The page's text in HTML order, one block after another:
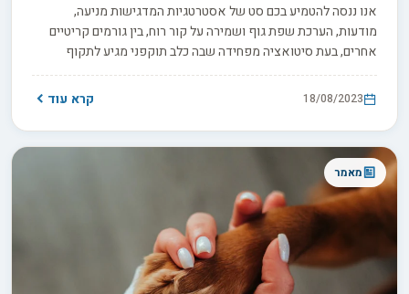
אנו ננסה להטמיע בכם סט של אסטרטגיות המדגישות מניעה,
מודעות, הערכת שפת גוף ושמירה על קור רוח, בין גורמים קריטיים
אחרים, בעת סיטואציה מפחידה שבה כלב תוקפני מגיע לתקוף
אתכם. במדריך זה נצייד אתכם בכלים של הבנה, לא רק כדי לנסות
לקבל אמון מהכלב התוקפני, אלא גם לעצב את תגובותיכם כדי
להבטיח בטיחות ושליטה על מפגשים לא מכוונים עם כלבים שעלולים
ליצור גוון של עוינות.
18/08/2023 קרא עוד
מאמר